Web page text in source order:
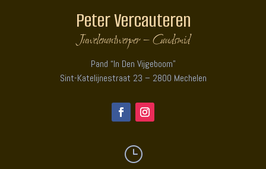
Peter Vercauteren
Juwelenontwerper – Goudsmid
Pand “In Den Vijgeboom”
Sint-Katelijnestraat 23 – 2800 Mechelen
}